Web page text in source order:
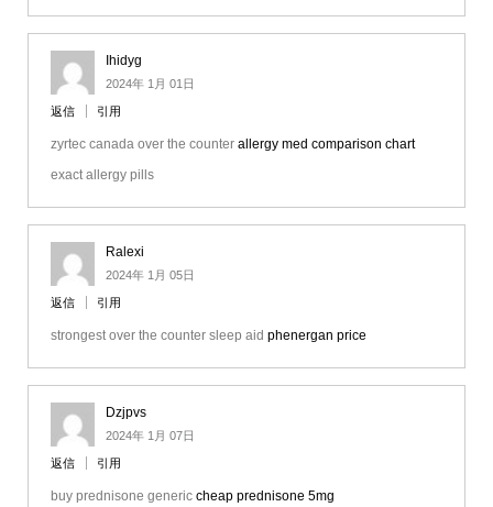
Ihidyg
2024年 1月 01日
返信 引用
zyrtec canada over the counter allergy med comparison chart
exact allergy pills
Ralexi
2024年 1月 05日
返信 引用
strongest over the counter sleep aid phenergan price
Dzjpvs
2024年 1月 07日
返信 引用
buy prednisone generic cheap prednisone 5mg